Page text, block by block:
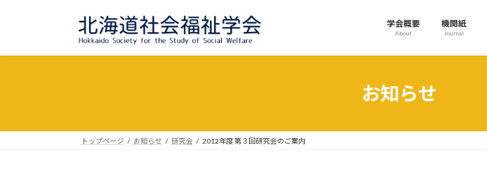
プ
動
学会概要
About
機関紙
Journal
お知らせ
トップページ お知らせ 研究会 2012年度 第３回研究会のご案内